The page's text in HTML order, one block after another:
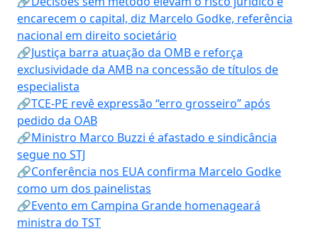
encarecem o capital, diz Marcelo Godke, referência
nacional em direito societário
🔗Justiça barra atuação da OMB e reforça
exclusividade da AMB na concessão de títulos de
especialista
🔗TCE-PE revê expressão “erro grosseiro” após
pedido da OAB
🔗Ministro Marco Buzzi é afastado e sindicância
segue no STJ
🔗Conferência nos EUA confirma Marcelo Godke
como um dos painelistas
🔗Evento em Campina Grande homenageará
ministra do TST